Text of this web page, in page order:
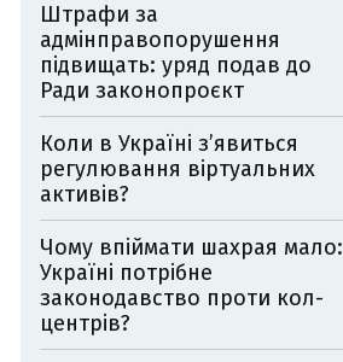
Штрафи за
адмінправопорушення
підвищать: уряд подав до
Ради законопроєкт
Коли в Україні з’явиться
регулювання віртуальних
активів?
Чому впіймати шахрая мало:
Україні потрібне
законодавство проти кол-
центрів?